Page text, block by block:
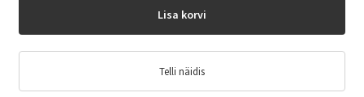
Lisa korvi
Telli näidis